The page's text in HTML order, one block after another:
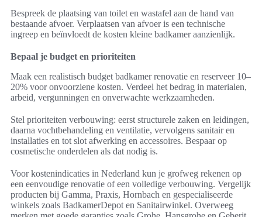
Bespreek de plaatsing van toilet en wastafel aan de hand van
bestaande afvoer. Verplaatsen van afvoer is een technische
ingreep en beïnvloedt de kosten kleine badkamer aanzienlijk.
Bepaal je budget en prioriteiten
Maak een realistisch budget badkamer renovatie en reserveer 10–
20% voor onvoorziene kosten. Verdeel het bedrag in materialen,
arbeid, vergunningen en onverwachte werkzaamheden.
Stel prioriteiten verbouwing: eerst structurele zaken en leidingen,
daarna vochtbehandeling en ventilatie, vervolgens sanitair en
installaties en tot slot afwerking en accessoires. Bespaar op
cosmetische onderdelen als dat nodig is.
Voor kostenindicaties in Nederland kun je grofweg rekenen op
een eenvoudige renovatie of een volledige verbouwing. Vergelijk
producten bij Gamma, Praxis, Hornbach en gespecialiseerde
winkels zoals BadkamerDepot en Sanitairwinkel. Overweeg